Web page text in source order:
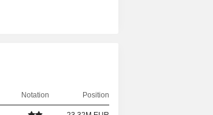
Notation Position